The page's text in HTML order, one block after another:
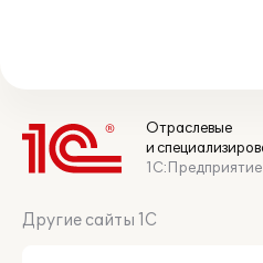
Отраслевые
и
1С:Предприятие
Другие сайты 1С